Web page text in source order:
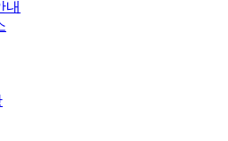
내